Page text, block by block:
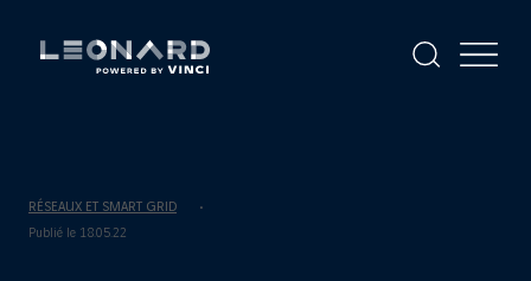
RÉSEAUX ET SMART GRID
Publié le 18.05.22
AfficherAfficher
gestion